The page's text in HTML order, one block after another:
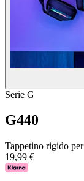
Serie G
G440
Tappetino rigido
19,99 €